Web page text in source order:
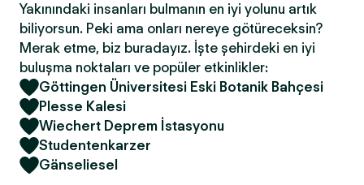
Yakınındaki insanları bulmanın en iyi yolunu artık
biliyorsun. Peki ama onları nereye götüreceksin?
Merak etme, biz buradayız. İşte şehirdeki en iyi
buluşma noktaları ve popüler etkinlikler:
Göttingen Üniversitesi Eski Botanik Bahçesi
Plesse Kalesi
Wiechert Deprem İstasyonu
Studentenkarzer
Gänseliesel